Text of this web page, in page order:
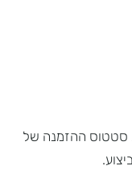
סטטוס ההזמנה של